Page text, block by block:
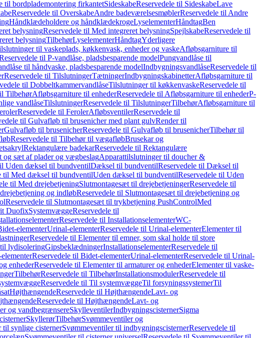
til bordplademontering firkantetSideskabeReservedele til SideskabeLave
Reservedele til OverskabeAndre badeværelsesmøblerReservedele til Andre
Håndklædeholdere og håndklædekrogeLyselementerHåndtagBen
belysningReservedele til Med integreret belysningSpejlskabeReservedele til
belysningTilbehørLyselementerHåndtagYderligere
til vaskeplads, køkkenvask, enheder og vaskeAfløbsgarniture til
til P-vandlåse, pladsbesparende modelPungvandlåse til
til håndvaske, pladsbesparende modelIndbygningsvandlåseReservedele til
Reservedele til TilslutningerTætningerIndbygningskabinetterAfløbsgarniture til
til DobbeltkammervandlåseTilslutninger til køkkenvaskeReservedele til
TilbehørAfløbsgarniture til enhederReservedele til Afløbsgarniture til enhederP-
vandlåseTilslutningerReservedele til TilslutningerTilbehørAfløbsgarniture til
Reservedele til FerolerAfløbsventilerReservedele til
til Gulvafløb til brusenicher med plant gulvRender til
Gulvafløb til brusenicherReservedele til Gulvafløb til brusenicherTilbehør til
Reservedele til Tilbehør til vægafløbBrusekar og
Rektangulære badekarReservedele til Rektangulære
og sæt af plader og vægbeslagApparattilslutninger til doucher &
Uden dæksel til bundventilDæksel til bundventilReservedele til Dæksel til
til Med dæksel til bundventilUden dæksel til bundventilReservedele til Uden
til Med drejebetjeningSlutmontagesæt til drejebetjeningerReservedele til
og indløbReservedele til Slutmontagesæt til drejebetjening og
Reservedele til Slutmontagesæt til trykbetjening PushControlMed
DuofixSystemvæggeReservedele til
Reservedele til InstallationselementerWC-
elementerUrinal-elementerReservedele til Urinal-elementerElementer til
Reservedele til Elementer til emner, som skal holde til store
lydisoleringGipsbeklædningerInstallationselementerReservedele til
Reservedele til Bidet-elementerUrinal-elementerReservedele til Urinal-
enhederReservedele til Elementer til armaturer og enhederElementer til vaske-
TilbehørReservedele til TilbehørInstallationsmodulerReservedele til
Reservedele til Til systemvæggeTil forsyningssystemerTil
HøjthængendeReservedele til HøjthængendeLavt- og
Reservedele til HøjthængendeLavt- og
og vandbegrænsereSkylleventilerIndbygningscisternerSigma
SkyllerørTilbehørSvømmeventiler og
til synlige cisternerSvømmeventiler til indbygningscisternerReservedele til